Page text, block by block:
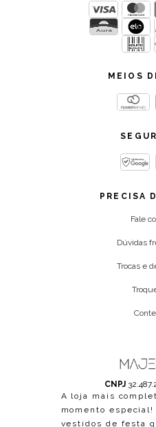
MEIOS
PRECISA
Fale
Dúvidas
Trocas e
CNPJ
A loja mais
momento especial!
vestidos de festa